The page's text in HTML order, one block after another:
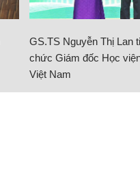
GS.TS Nguyễn Thị Lan
chức Giám đốc Học
Việt Nam